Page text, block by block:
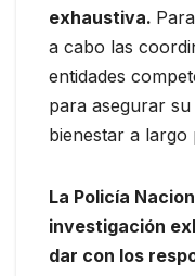
exhaustiva.
a cabo las
entidades
para asegurar
bienestar a largo
La Policía
investigación
dar con los